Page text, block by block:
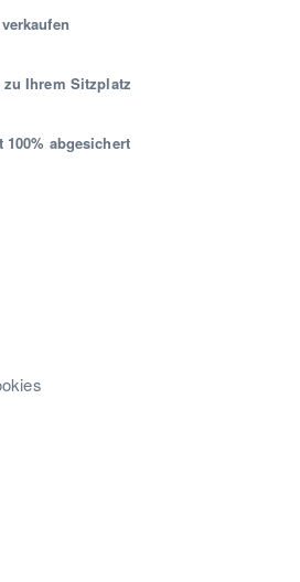
Ihrem Sitzplatz
abgesichert